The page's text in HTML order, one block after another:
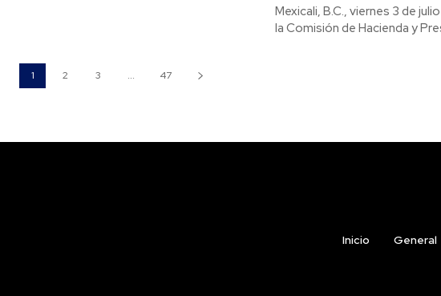
Mexicali, B.C., viernes 3 de
la Comisión de Hacienda y
1 2 3 ... 47
Inicio General